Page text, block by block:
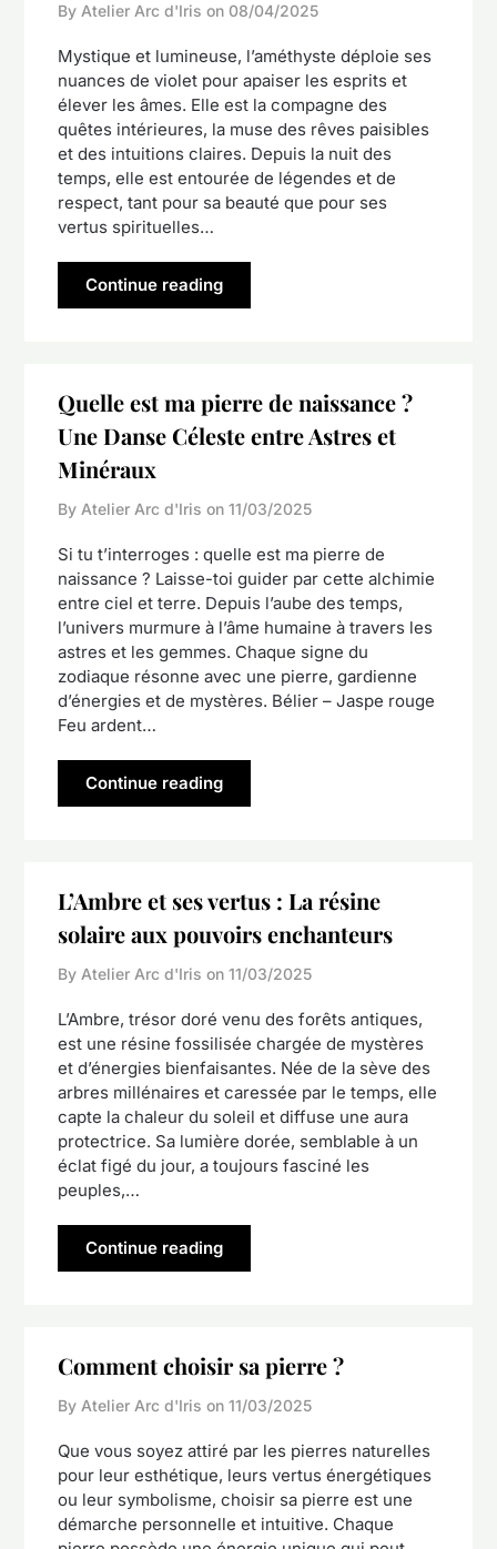
By Atelier Arc d'Iris on 08/04/2025
Mystique et lumineuse, l’améthyste déploie ses
nuances de violet pour apaiser les esprits et
élever les âmes. Elle est la compagne des
quêtes intérieures, la muse des rêves paisibles
et des intuitions claires. Depuis la nuit des
temps, elle est entourée de légendes et de
respect, tant pour sa beauté que pour ses
vertus spirituelles…
Continue reading
Quelle est ma pierre de naissance ?
Une Danse Céleste entre Astres et
Minéraux
By Atelier Arc d'Iris on 11/03/2025
Si tu t’interroges : quelle est ma pierre de
naissance ? Laisse-toi guider par cette alchimie
entre ciel et terre. Depuis l’aube des temps,
l’univers murmure à l’âme humaine à travers les
astres et les gemmes. Chaque signe du
zodiaque résonne avec une pierre, gardienne
d’énergies et de mystères. Bélier – Jaspe rouge
Feu ardent…
Continue reading
L’Ambre et ses vertus : La résine
solaire aux pouvoirs enchanteurs
By Atelier Arc d'Iris on 11/03/2025
L’Ambre, trésor doré venu des forêts antiques,
est une résine fossilisée chargée de mystères
et d’énergies bienfaisantes. Née de la sève des
arbres millénaires et caressée par le temps, elle
capte la chaleur du soleil et diffuse une aura
protectrice. Sa lumière dorée, semblable à un
éclat figé du jour, a toujours fasciné les
peuples,…
Continue reading
Comment choisir sa pierre ?
By Atelier Arc d'Iris on 11/03/2025
Que vous soyez attiré par les pierres naturelles
pour leur esthétique, leurs vertus énergétiques
ou leur symbolisme, choisir sa pierre est une
démarche personnelle et intuitive. Chaque